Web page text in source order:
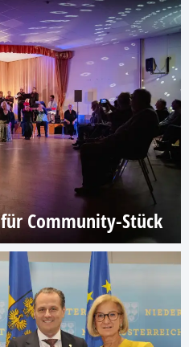
Community-Stück